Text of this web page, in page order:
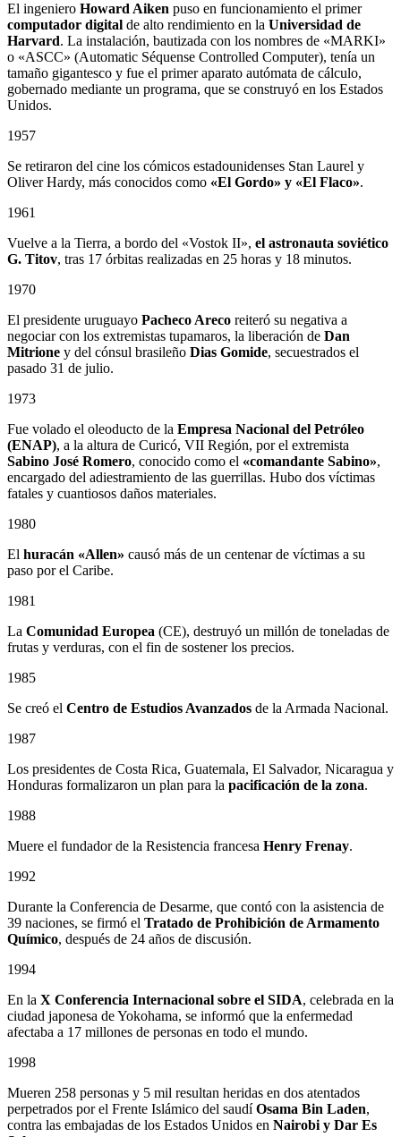
El ingeniero Howard Aiken puso en funcionamiento el primer
computador digital de alto rendimiento en la Universidad de
Harvard. La instalación, bautizada con los nombres de «MARKI»
o «ASCC» (Automatic Séquense Controlled Computer), tenía un
tamaño gigantesco y fue el primer aparato autómata de cálculo,
gobernado mediante un programa, que se construyó en los Estados
Unidos.
1957
Se retiraron del cine los cómicos estadounidenses Stan Laurel y
Oliver Hardy, más conocidos como «El Gordo» y «El Flaco».
1961
Vuelve a la Tierra, a bordo del «Vostok II», el astronauta soviético
G. Titov, tras 17 órbitas realizadas en 25 horas y 18 minutos.
1970
El presidente uruguayo Pacheco Areco reiteró su negativa a
negociar con los extremistas tupamaros, la liberación de Dan
Mitrione y del cónsul brasileño Dias Gomide, secuestrados el
pasado 31 de julio.
1973
Fue volado el oleoducto de la Empresa Nacional del Petróleo
(ENAP), a la altura de Curicó, VII Región, por el extremista
Sabino José Romero, conocido como el «comandante Sabino»,
encargado del adiestramiento de las guerrillas. Hubo dos víctimas
fatales y cuantiosos daños materiales.
1980
El huracán «Allen» causó más de un centenar de víctimas a su
paso por el Caribe.
1981
La Comunidad Europea (CE), destruyó un millón de toneladas de
frutas y verduras, con el fin de sostener los precios.
1985
Se creó el Centro de Estudios Avanzados de la Armada Nacional.
1987
Los presidentes de Costa Rica, Guatemala, El Salvador, Nicaragua y
Honduras formalizaron un plan para la pacificación de la zona.
1988
Muere el fundador de la Resistencia francesa Henry Frenay.
1992
Durante la Conferencia de Desarme, que contó con la asistencia de
39 naciones, se firmó el Tratado de Prohibición de Armamento
Químico, después de 24 años de discusión.
1994
En la X Conferencia Internacional sobre el SIDA, celebrada en la
ciudad japonesa de Yokohama, se informó que la enfermedad
afectaba a 17 millones de personas en todo el mundo.
1998
Mueren 258 personas y 5 mil resultan heridas en dos atentados
perpetrados por el Frente Islámico del saudíOsama Bin Laden,
contra las embajadas de los Estados Unidos en Nairobi y Dar Es